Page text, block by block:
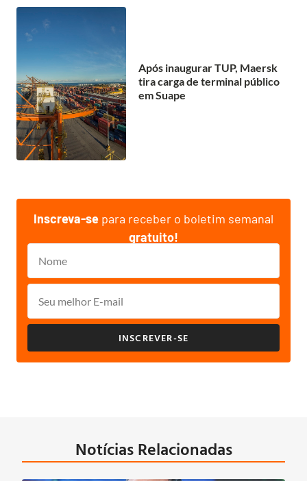
Após inaugurar TUP, Maersk
tira carga de terminal público
em Suape
Inscreva-se para receber o boletim semanal
gratuito!
INSCREVER-SE
Notícias Relacionadas